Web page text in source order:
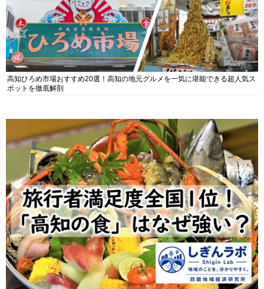
高知ひろめ市場おすすめ20選！高知の地元グルメを一気に堪能できる超人気ス
ポットを徹底解剖